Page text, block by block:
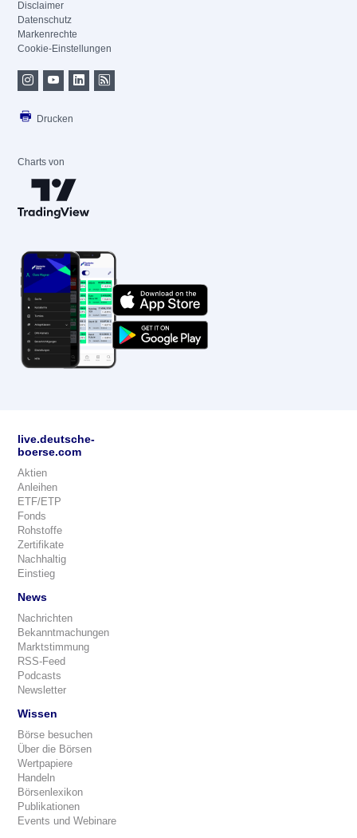
Disclaimer
Datenschutz
Markenrechte
Cookie-Einstellungen
Drucken
Charts von
live.deutsche-
boerse.com
Aktien
Anleihen
ETF/ETP
Fonds
Rohstoffe
Zertifikate
Nachhaltig
Einstieg
News
Nachrichten
Bekanntmachungen
Marktstimmung
RSS-Feed
Podcasts
Newsletter
Wissen
Börse besuchen
Über die Börsen
Wertpapiere
Handeln
Börsenlexikon
Publikationen
Events und Webinare